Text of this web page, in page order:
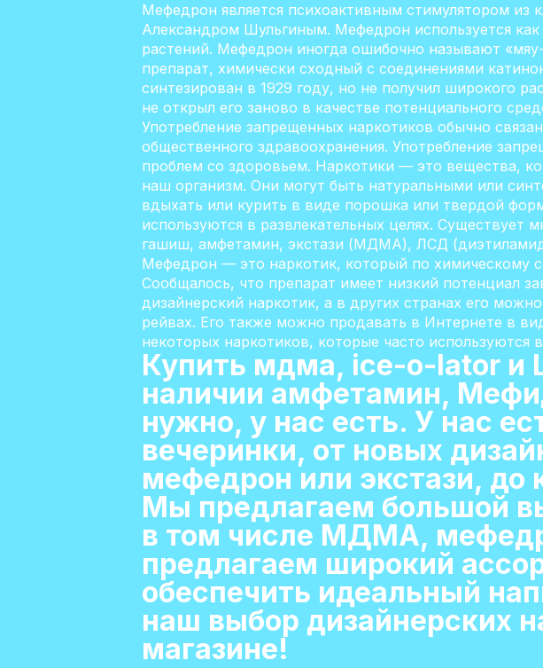
Мефедрон является психоактивным стимулятором из
Александром Шульгиным. Мефедрон используется
растений. Мефедрон иногда ошибочно называют
препарат, химически сходный с соединениями
синтезирован в 1929 году, но не получил широкого
не открыл его заново в качестве потенциального
Употребление запрещенных наркотиков обычно
общественного здравоохранения. Употребление
проблем со здоровьем. Наркотики — это вещества,
наш организм. Они могут быть натуральными или
вдыхать или курить в виде порошка или твердой
используются в развлекательных целях.
гашиш, амфетамин, экстази (МДМА), ЛСД
Мефедрон — это наркотик, который по химическому
Сообщалось, что препарат имеет низкий потенциал
дизайнерский наркотик, а в других странах его
рейвах. Его также можно продавать в Интернете в
некоторых наркотиков, которые часто
Купить мдма, ice-o-lator и
наличии амфетамин,
нужно, у нас есть. У нас
вечеринки, от новых
мефедрон или экстази, до
Мы предлагаем большой
в том числе МДМА,
предлагаем широкий
обеспечить идеальный
наш выбор дизайнерских
магазине!